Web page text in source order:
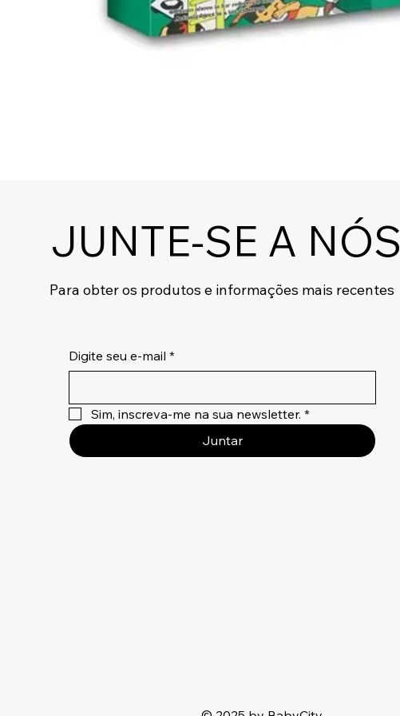
JUNTE-SE A NÓS
Para obter os produtos e informações mais recentes
Digite seu e-mail *
Sim, inscreva-me na sua newsletter. *
Juntar